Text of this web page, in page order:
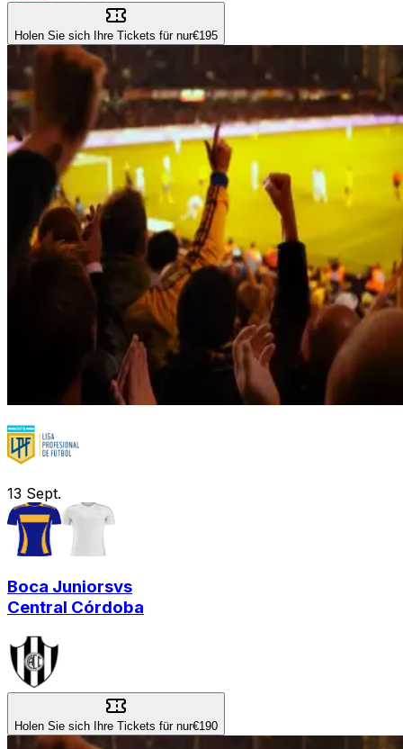
Holen Sie sich Ihre Tickets für nur€195
13 Sept.
Boca Juniorsvs
Central Córdoba
Holen Sie sich Ihre Tickets für nur€190